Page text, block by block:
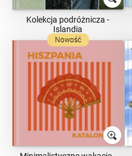
Kolekcja podróżnicza -
Islandia
Nowość